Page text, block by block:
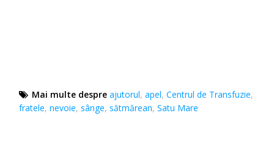
Mai multe despre ajutorul,apel,Centrul de Transfuzie,
fratele,nevoie,sânge,sătmărean,Satu Mare